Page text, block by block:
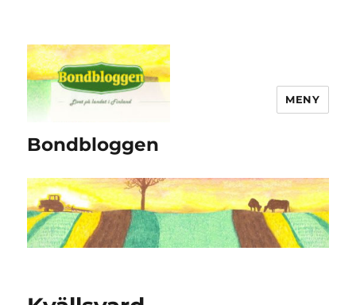
Bondbloggen
MENY